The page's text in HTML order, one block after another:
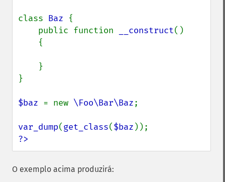
class Baz {
    public function
__construct()
}
$baz = new \Foo\Bar\Baz;
var_dump(get_class($baz
?>
O exemplo acima produzirá: